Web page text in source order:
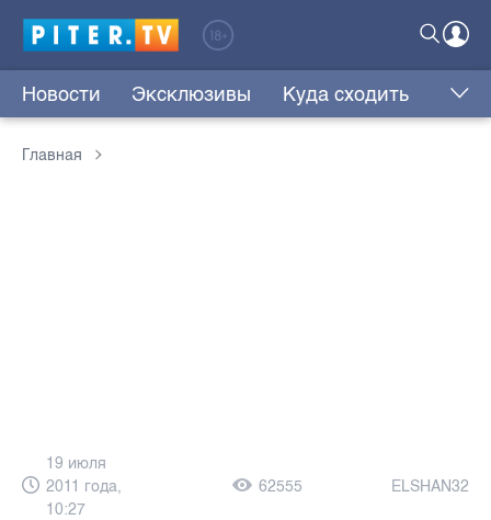
Новости Эксклюзивы Куда сходить
Главная
19 июля
2011 года,
10:27
62555 ELSHAN32